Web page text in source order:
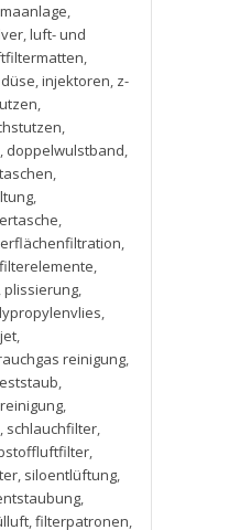
,
,luft- und
,
düse,injektoren, z-
,
,
, doppelwulstband,
,
,
,
,
,
,plissierung,
,
,
reinigung,
,
,
, schlauchfilter,
,
, siloentlüftung,
,
,filterpatronen,